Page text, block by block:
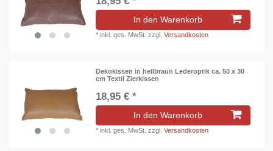
In den Warenkorb
*inkl. ges. MwSt. zzgl.Versandkosten
Dekokissen in hellbraun Lederoptik ca. 50 x 30
cm Textil Zierkissen
18,95 € *
In den Warenkorb
*inkl. ges. MwSt. zzgl.Versandkosten